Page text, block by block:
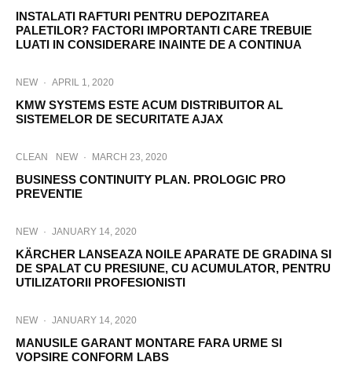
INSTALATI RAFTURI PENTRU DEPOZITAREA
PALETILOR? FACTORI IMPORTANTI CARE TREBUIE
LUATI IN CONSIDERARE INAINTE DE A CONTINUA
NEW · APRIL 1, 2020
KMW SYSTEMS ESTE ACUM DISTRIBUITOR AL
SISTEMELOR DE SECURITATE AJAX
CLEAN NEW · MARCH 23, 2020
BUSINESS CONTINUITY PLAN. PROLOGIC PRO
PREVENTIE
NEW · JANUARY 14, 2020
KÄRCHER LANSEAZA NOILE APARATE DE GRADINA SI
DE SPALAT CU PRESIUNE, CU ACUMULATOR, PENTRU
UTILIZATORII PROFESIONISTI
NEW · JANUARY 14, 2020
MANUSILE GARANT MONTARE FARA URME SI
VOPSIRE CONFORM LABS